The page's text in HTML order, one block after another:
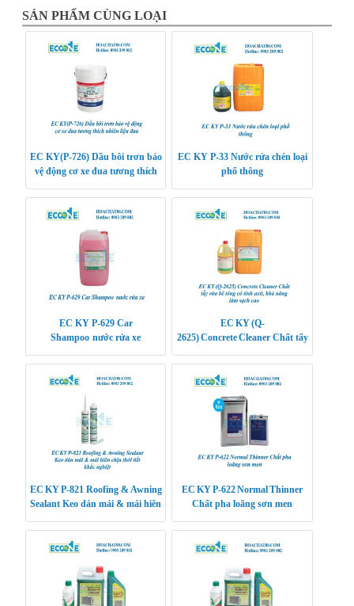
SẢN PHẨM CÙNG LOẠI
EC KY(P-726) Dầu bôi trơn bảo
vệ động cơ xe đua tương thích
EC KY P-33 Nước rửa chén loại
phổ thông
EC KY P-629 Car
Shampoo nước rửa xe
EC KY (Q-
2625) Concrete Cleaner Chất tẩy
năng làm sạch cao
EC KY P-821 Roofing & Awning
Sealant Keo dán mái & mái hiên
EC KY P‑622 Normal Thinner
Chất pha loãng sơn men